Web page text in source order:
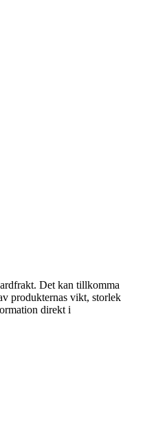
Det kan tillkomma
produkternas vikt, storlek
direkt i